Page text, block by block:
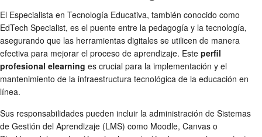
El Especialista en Tecnología Educativa, también conocido como
EdTech Specialist, es el puente entre la pedagogía y la tecnología,
asegurando que las herramientas digitales se utilicen de manera
efectiva para mejorar el proceso de aprendizaje. Este perfil
profesional elearning es crucial para la implementación y el
mantenimiento de la infraestructura tecnológica de la educación en
línea.
Sus responsabilidades pueden incluir la administración de Sistemas
de Gestión del Aprendizaje (LMS) como Moodle, Canvas o